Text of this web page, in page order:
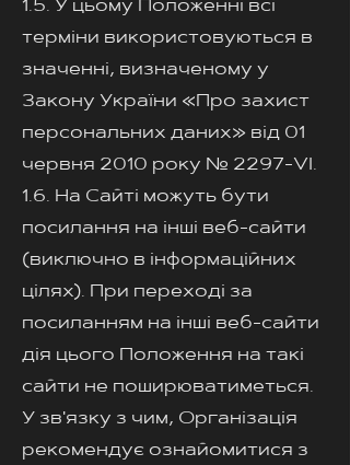
1.5. У цьому Положенні всі
терміни використовуються в
значенні, визначеному у
Закону України «Про захист
персональних даних» від 01
червня 2010 року № 2297-VI.
1.6. На Сайті можуть бути
посилання на інші веб-сайти
(виключно в інформаційних
цілях). При переході за
посиланням на інші веб-сайти
дія цього Положення на такі
сайти не поширюватиметься.
У зв'язку з чим, Організація
рекомендує ознайомитися з